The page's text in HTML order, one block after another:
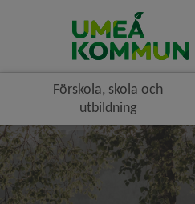
Förskola, skola och
utbildning